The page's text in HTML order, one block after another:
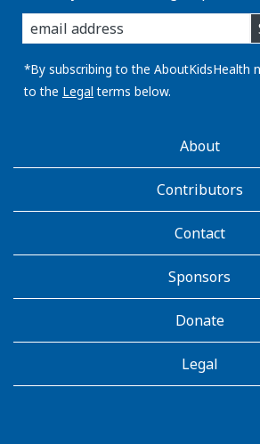
enter
you
email
address:
*By subscribing to the AboutKidsHealth
to the Legal terms below.
AboutKidsHealthAbout
Contributors
Contact
Sponsors
Donate
Legal